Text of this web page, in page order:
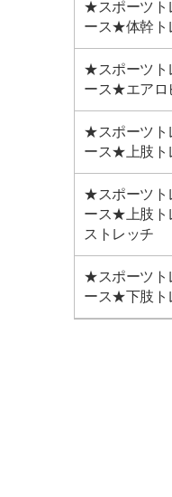
★スポーツト
ース★体幹ト
★スポーツト
ース★エアロ
★スポーツト
ース★上肢ト
★スポーツト
ース★上肢ト
ストレッチ
★スポーツト
ース★下肢ト